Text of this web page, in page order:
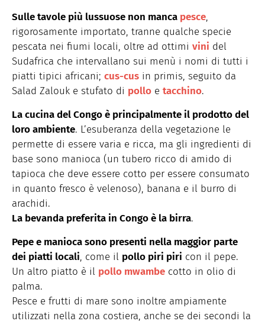
Sulle tavole più lussuose non manca pesce,
rigorosamente importato, tranne qualche specie
pescata nei fiumi locali, oltre ad ottimi vini del
Sudafrica che intervallano sui menù i nomi di tutti i
piatti tipici africani; cus-cus in primis, seguito da
Salad Zalouk e stufato di pollo e tacchino.
La cucina del Congo è principalmente il prodotto del
loro ambiente. L’esuberanza della vegetazione le
permette di essere varia e ricca, ma gli ingredienti di
base sono manioca (un tubero ricco di amido di
tapioca che deve essere cotto per essere consumato
in quanto fresco è velenoso), banana e il burro di
arachidi.
La bevanda preferita in Congo è la birra.
Pepe e manioca sono presenti nella maggior parte
dei piatti locali, come il pollo piri piri con il pepe.
Un altro piatto è il pollo mwambe cotto in olio di
palma.
Pesce e frutti di mare sono inoltre ampiamente
utilizzati nella zona costiera, anche se dei secondi la